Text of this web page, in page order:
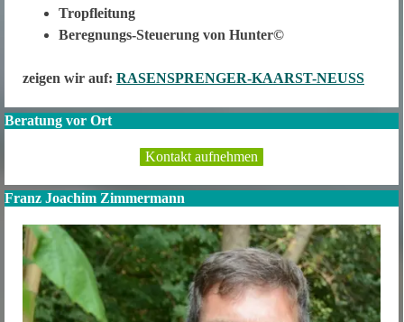
Tropfleitung
Beregnungs-Steuerung von Hunter©
zeigen wir auf: RASENSPRENGER-KAARST-NEUSS
Beratung vor Ort
Kontakt aufnehmen
Franz Joachim Zimmermann